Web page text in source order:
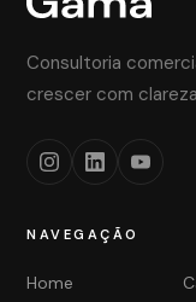
Consultoria
crescer com
NAVEGAÇÃO
Home